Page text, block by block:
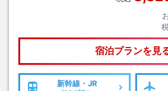
宿泊プランを見
新幹線・JR